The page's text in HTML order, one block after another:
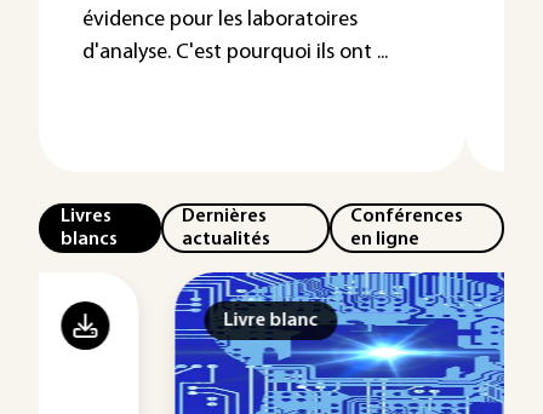
évidence pour les laboratoires
d'analyse. C'est pourquoi ils ont ...
Livres
blancs
Dernières
actualités
Conférences
en ligne
Livre blanc